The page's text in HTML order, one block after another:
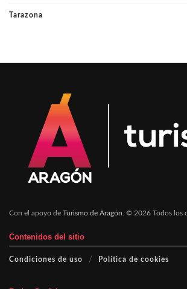
Tarazona
Con el apoyo de Turismo de Aragón . © 2026 Todos los
Contenidos del sitio
Condiciones de uso Política de cookies